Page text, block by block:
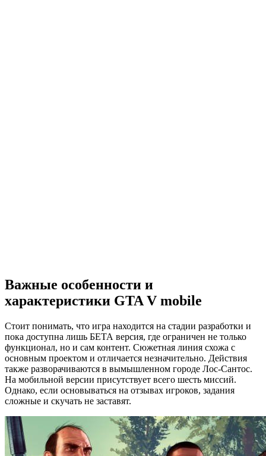
Важные особенности и
характеристики GTA V mobile
Стоит понимать, что игра находится на стадии разработки и
пока доступна лишь БЕТА версия, где ограничен не только
функционал, но и сам контент. Сюжетная линия схожа с
основным проектом и отличается незначительно. Действия
также разворачиваются в вымышленном городе Лос-Сантос.
На мобильной версии присутствует всего шесть миссий.
Однако, если основываться на отзывах игроков, задания
сложные и скучать не заставят.